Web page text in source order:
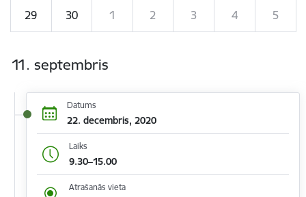
29 30 1 2 3 4 5
11. septembris
Datums
22. decembris, 2020
Laiks
9.30–15.00
Atrašanās vieta